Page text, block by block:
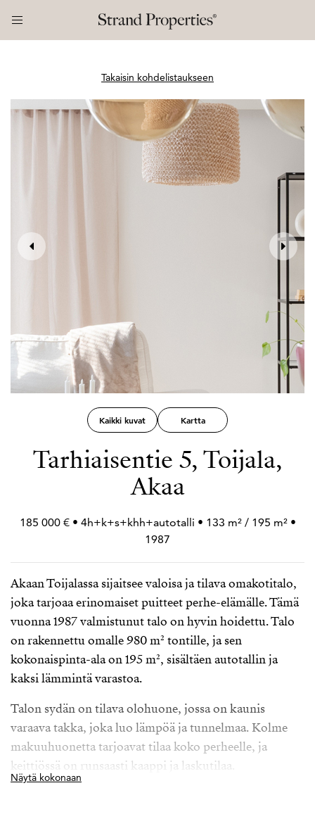
Takaisin kohdelistaukseen
Kaikki kuvat Kartta
Tarhiaisentie 5, Toijala,
Akaa
185 000 € • 4h+k+s+khh+autotalli • 133 m² / 195 m² •
1987
Akaan Toijalassa sijaitsee valoisa ja tilava omakotitalo,
joka tarjoaa erinomaiset puitteet perhe-elämälle. Tämä
vuonna 1987 valmistunut talo on hyvin hoidettu. Talo
on rakennettu omalle 980 m² tontille, ja sen
kokonaispinta-ala on 195 m², sisältäen autotallin ja
kaksi lämmintä varastoa.
Talon sydän on tilava olohuone, jossa on kaunis
varaava takka, joka luo lämpöä ja tunnelmaa. Kolme
makuuhuonetta tarjoavat tilaa koko perheelle, ja
keittiössä on runsaasti kaappi ja laskutilaa.
Kylpyhuoneessa on lattialämmitys, ja sauna tarjoaa
Näytä kokonaan